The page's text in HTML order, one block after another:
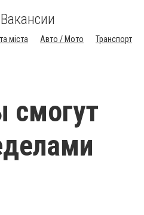
Вакансии
міста Авто / Мото Транспорт
смогут